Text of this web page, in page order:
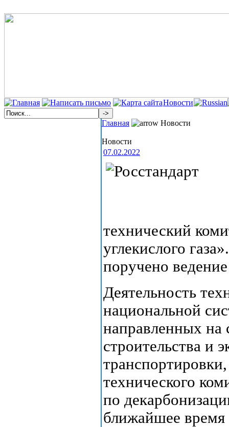
Новости
Главная Новости
Новости
07.02.2022
технический
углекислого
поручено
Деятельность
национальной
направленных на
строительства и
технического
по
ближайшее время